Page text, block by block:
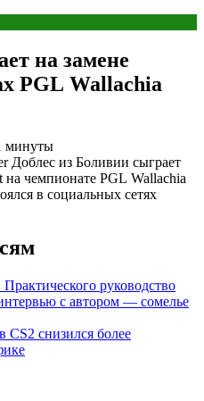
на замене
PGL Wallachia
минуты
Доблес из Боливии сыграет
на чемпионате PGL Wallachia
в социальных сетях
руководство
с автором — сомелье
CS2 снизился более